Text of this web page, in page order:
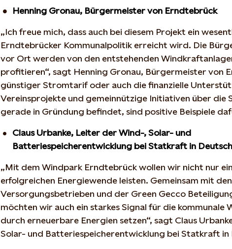
Henning Gronau, Bürgermeister von Erndtebrück
„Ich freue mich, dass auch bei diesem Projekt ein
Erndtebrücker Kommunalpolitik erreicht wird. Die
vor Ort werden von den entstehenden
profitieren“, sagt Henning Gronau, Bürgermeister von
günstiger Stromtarif oder auch die finanzielle
Vereinsprojekte und gemeinnützige Initiativen über die
gerade in Gründung befindet, sind positive Beispiele
Claus Urbanke, Leiter der Wind-, Solar- und
Batteriespeicherentwicklung bei Statkraft in
„Mit dem Windpark Erndtebrück wollen wir nicht nur
erfolgreichen Energiewende leisten. Gemeinsam mit
Versorgungsbetrieben und der Green Gecco
möchten wir auch ein starkes Signal für die kommunale
durch erneuerbare Energien setzen“, sagt Claus
Solar- und Batteriespeicherentwicklung bei Statkraft in